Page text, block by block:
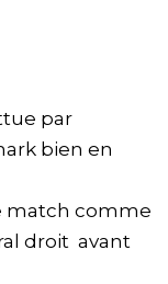
par
bien en
match comme
droit avant